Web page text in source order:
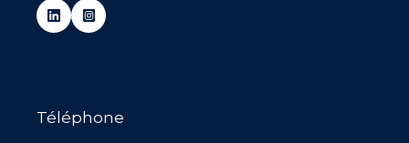
Téléphone